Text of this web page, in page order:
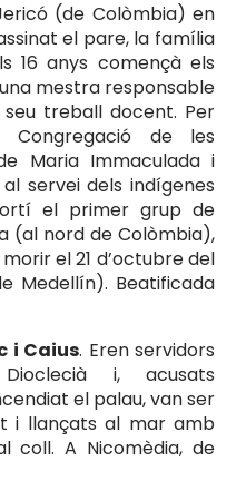
(de Colòmbia) en
el pare, la família
16 anys començà els
mestra responsable
treball docent. Per
de les
Maria Immaculada i
servei dels indígenes
el primer grup de
(al nord de Colòmbia),
el 21 d’octubre del
Medellín). Beatificada
i Caius. Eren servidors
i, acusats
el palau, van ser
i llançats al mar amb
coll. A Nicomèdia, de